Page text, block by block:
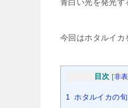
青白い光を発光す
今回はホタルイカ
目次 [非
1 ホタルイカの